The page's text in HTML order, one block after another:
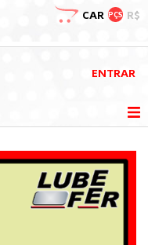
CAR PÇS R$
ENTRAR